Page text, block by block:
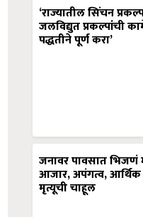
‘राज्यातील सिंचन
जलविद्युत प्रकल्पांची
पद्धतीने पूर्ण करा’
जनावर पावसात भिजणं
आजार, अपंगत्व,
मृत्यूची चाहूल